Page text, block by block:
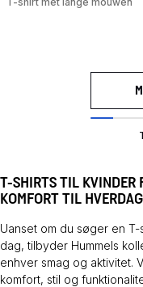
T-SHIRTS TIL KVINDER
KOMFORT TIL
Uanset om du søger en
dag, tilbyder Hummels
enhver smag og aktivitet.
komfort, stil og